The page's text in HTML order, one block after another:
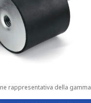
rappresentativa della gamma